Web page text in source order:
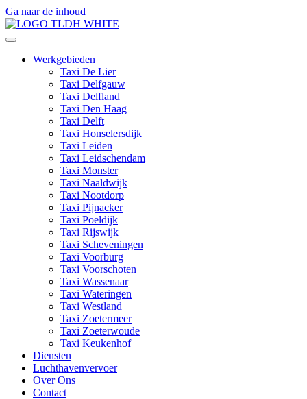
Ga naar de inhoud
Werkgebieden
Taxi De Lier
Taxi Delfgauw
Taxi Delfland
Taxi Den Haag
Taxi Delft
Taxi Honselersdijk
Taxi Leiden
Taxi Leidschendam
Taxi Monster
Taxi Naaldwijk
Taxi Nootdorp
Taxi Pijnacker
Taxi Poeldijk
Taxi Rijswijk
Taxi Scheveningen
Taxi Voorburg
Taxi Voorschoten
Taxi Wassenaar
Taxi Wateringen
Taxi Westland
Taxi Zoetermeer
Taxi Zoeterwoude
Taxi Keukenhof
Diensten
Luchthavenvervoer
Over Ons
Contact